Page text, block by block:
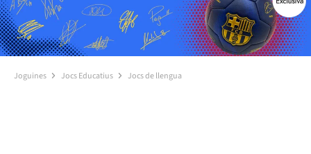
Joguines Jocs Educatius Jocs de llengua